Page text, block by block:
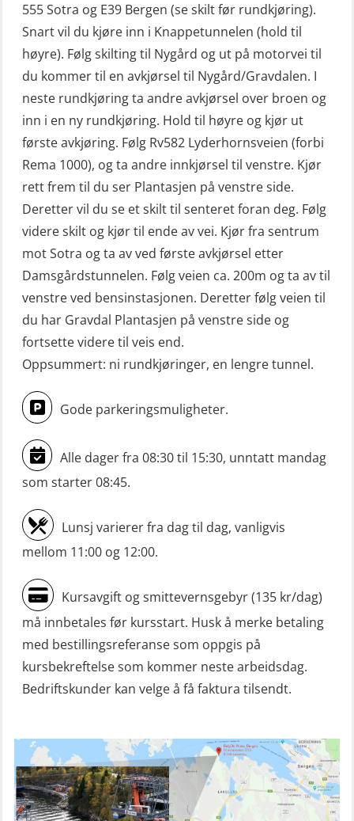
Livbåtfører konvertering til FF48 inkl.
repetisjon (OSE106)
Livbåtfører sliskelivbåt repetisjon
(OSE1301)
Livbåtfører sliskestuplivbåt –
grunnleggende (OSE129)
Mann-Over-Bord (hurtiggående) liten
båt m/mørkekjøring – grunnleggende
(OSE114)
Mann-Over-Bord (hurtiggående) liten
båt m/mørkekjøring – repetisjon
(OSE151)
Mann-Over-Bord (hurtiggående) liten
båt u/mørkekjøring – grunnleggende
(OSE1142)
Mann-Over-Bord liten båt (MOB)
Mørkekjøring-modul for Mann-Over-
Bord (hurtiggående) liten båt
(OSE1001)
ROC sertifikat grunnleggende
(GMDSS) (ORC102)
ROC sertifikat repetisjon (GMDSS)
(ORC103)
Skadestedsledelse (OER108)
Skadestedsledelse – repetisjon
(OER118)
Sliskelivbåt grunnkurs m/E-læring
simulator (OSEBLE008)
Sliskelivbåt repetisjon, simulator
555 Sotra og E39 Bergen (se skilt før rundkjøring).
Snart vil du kjøre inn i Knappetunnelen (hold til
høyre). Følg skilting til Nygård og ut på motorvei til
du kommer til en avkjørsel til Nygård/Gravdalen. I
neste rundkjøring ta andre avkjørsel over broen og
inn i en ny rundkjøring. Hold til høyre og kjør ut
første avkjøring. Følg Rv582 Lyderhornsveien (forbi
Rema 1000), og ta andre innkjørsel til venstre. Kjør
rett frem til du ser Plantasjen på venstre side.
Deretter vil du se et skilt til senteret foran deg. Følg
videre skilt og kjør til ende av vei. Kjør fra sentrum
mot Sotra og ta av ved første avkjørsel etter
Damsgårdstunnelen. Følg veien ca. 200m og ta av til
venstre ved bensinstasjonen. Deretter følg veien til
du har Gravdal Plantasjen på venstre side og
fortsette videre til veis end.
Oppsummert: ni rundkjøringer, en lengre tunnel.
Gode parkeringsmuligheter.
Alle dager fra 08:30 til 15:30, unntatt mandag
som starter 08:45.
Lunsj varierer fra dag til dag, vanligvis
mellom 11:00 og 12:00.
Kursavgift og smittevernsgebyr (135 kr/dag)
må innbetales før kursstart. Husk å merke betaling
med bestillingsreferanse som oppgis på
kursbekreftelse som kommer neste arbeidsdag.
Bedriftskunder kan velge å få faktura tilsendt.